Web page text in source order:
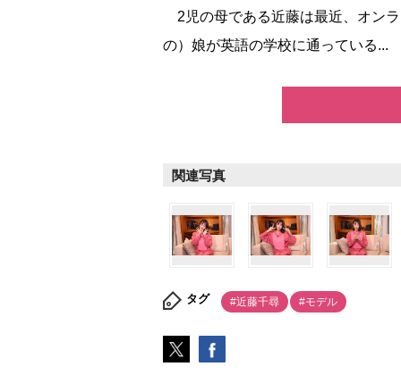
2児の母である近藤は最近、オン
の）娘が英語の学校に通っている...
関連写真
タグ #近藤千尋 #モデル